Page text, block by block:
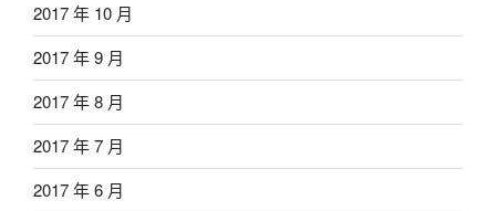
2017 年 10 月
2017 年 9 月
2017 年 8 月
2017 年 7 月
2017 年 6 月